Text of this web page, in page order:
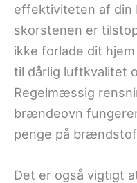
effektiviteten af din
skorstenen er
ikke forlade dit
til dårlig luftkvalitet
Regelmæssig
brændeovn
penge på
Det er også vigtigt